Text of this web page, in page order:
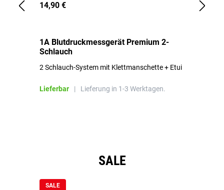
14,90 €
1A Blutdruckmessgerät Premium 2-
Schlauch
2 Schlauch-System mit Klettmanschette + Etui
Lieferbar | Lieferung in 1-3 Werktagen.
SALE
SALE